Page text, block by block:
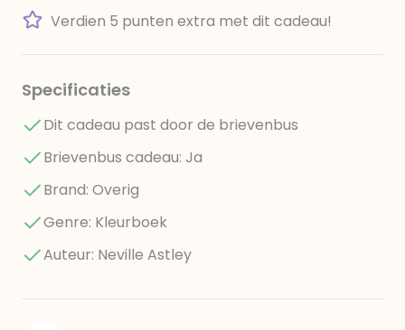
Verdien 5 punten extra met dit cadeau!
Specificaties
Dit cadeau past door de brievenbus
Brievenbus cadeau: Ja
Brand: Overig
Genre: Kleurboek
Auteur: Neville Astley